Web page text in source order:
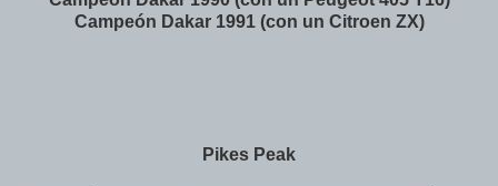
Campeón Dakar 1991 (con un Citroen ZX)
Pikes Peak